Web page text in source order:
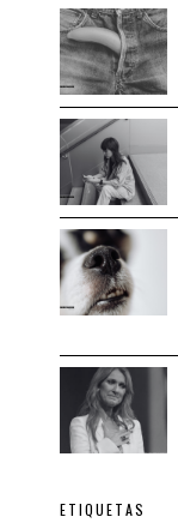
ETIQUETAS